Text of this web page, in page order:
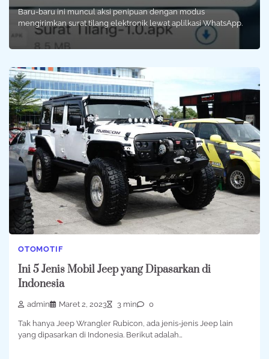
Baru-baru ini muncul aksi penipuan dengan modus
mengirimkan surat tilang elektronik lewat aplilkasi WhatsApp.
OTOMOTIF
Ini 5 Jenis Mobil Jeep yang Dipasarkan di
Indonesia
admin Maret 2, 2023 3 min 0
Tak hanya Jeep Wrangler Rubicon, ada jenis-jenis Jeep lain
yang dipasarkan di Indonesia. Berikut adalah…